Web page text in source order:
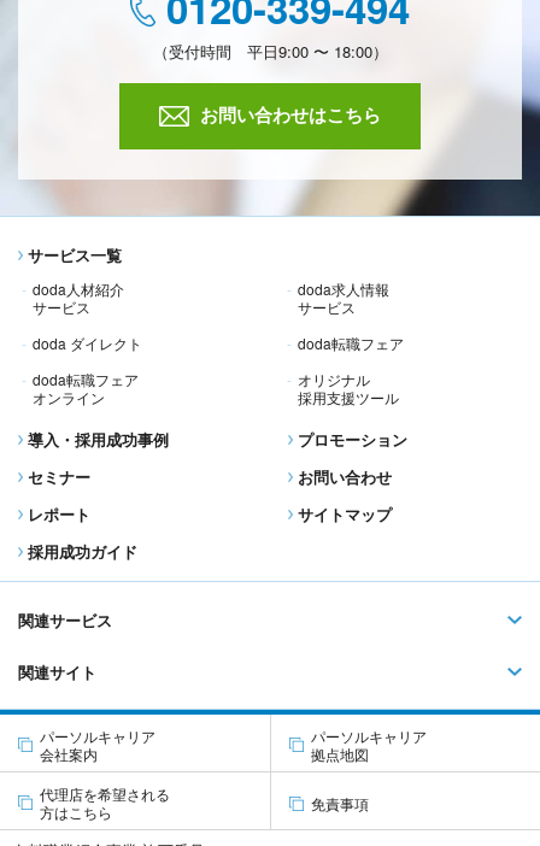
（受付時間 平日9:00 〜 18:00）
お問い合わせはこちら
サービス一覧
doda人材紹介
サービス
doda求人情報
サービス
doda ダイレクト
doda転職フェア
doda転職フェア
オンライン
オリジナル
採用支援ツール
導入・採用成功事例
セミナー
レポート
採用成功ガイド
プロモーション
お問い合わせ
サイトマップ
関連サービス
関連サイト
パーソルキャリア
会社案内
パーソルキャリア
拠点地図
代理店を希望される
方はこちら
免責事項